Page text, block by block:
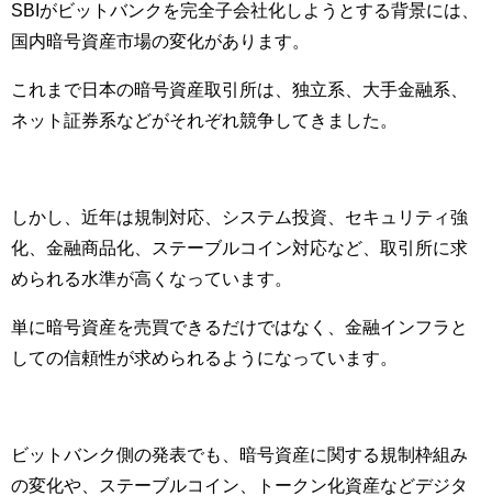
SBIがビットバンクを完全子会社化しようとする背景には、
国内暗号資産市場の変化があります。
これまで日本の暗号資産取引所は、独立系、大手金融系、
ネット証券系などがそれぞれ競争してきました。
しかし、近年は規制対応、システム投資、セキュリティ強
化、金融商品化、ステーブルコイン対応など、取引所に求
められる水準が高くなっています。
単に暗号資産を売買できるだけではなく、金融インフラと
しての信頼性が求められるようになっています。
ビットバンク側の発表でも、暗号資産に関する規制枠組み
の変化や、ステーブルコイン、トークン化資産などデジタ